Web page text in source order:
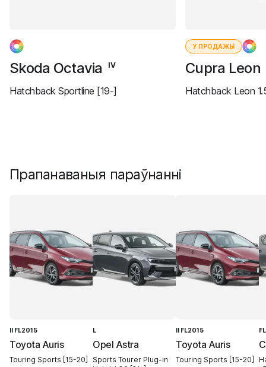
Skoda Octavia IV
Hatchback Sportline [19-]
У ПРОДАЖЫ
Cupra Leon
Hatchback Leon
Прапанаваныя параўнанні
II FL2015
Toyota Auris
Touring Sports [15-20]
L
Opel Astra
Sports Tourer Plug-in
II FL2015
Toyota Auris
Touring Sports [15-20]